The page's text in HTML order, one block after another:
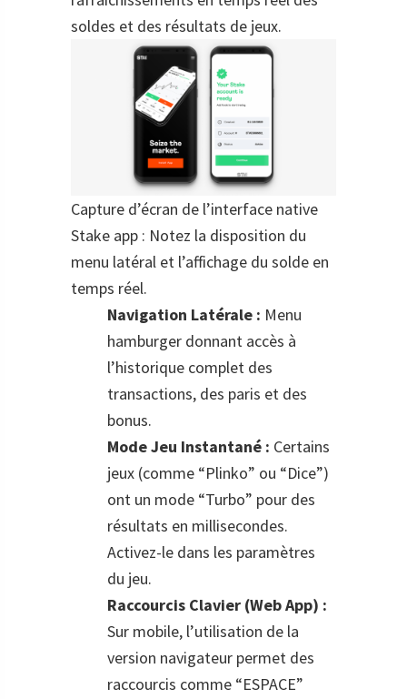
soldes et des résultats de jeux.
Capture d’écran de l’interface native
Stake app : Notez la disposition du
menu latéral et l’affichage du solde en
temps réel.
Navigation Latérale : Menu
hamburger donnant accès à
l’historique complet des
transactions, des paris et des
bonus.
Mode Jeu Instantané : Certains
jeux (comme “Plinko” ou “Dice”)
ont un mode “Turbo” pour des
résultats en millisecondes.
Activez-le dans les paramètres
du jeu.
Raccourcis Clavier (Web App) :
Sur mobile, l’utilisation de la
version navigateur permet des
raccourcis comme “ESPACE”